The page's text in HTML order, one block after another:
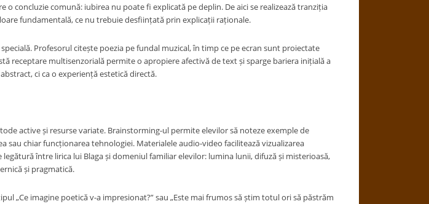
o concluzie comună: iubirea nu poate fi explicată pe deplin. De aici se realizează tranziția
fundamentală, ce nu trebuie desființată prin explicații raționale.
Profesorul citește poezia pe fundal muzical, în timp ce pe ecran sunt proiectate
receptare multisenzorială permite o apropiere afectivă de text și sparge bariera inițială a
ci ca o experiență estetică directă.
active și resurse variate. Brainstorming-ul permite elevilor să noteze exemple de
sau chiar funcționarea tehnologiei. Materialele audio-video facilitează vizualizarea
între lirica lui Blaga și domeniul familiar elevilor: lumina lunii, difuză și misterioasă,
și pragmatică.
„Ce imagine poetică v-a impresionat?” sau „Este mai frumos să știm totul ori să păstrăm